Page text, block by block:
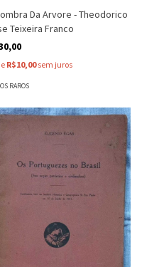
Da Arvore - Theodorico
Teixeira Franco
R$10,00sem juros
RAROS